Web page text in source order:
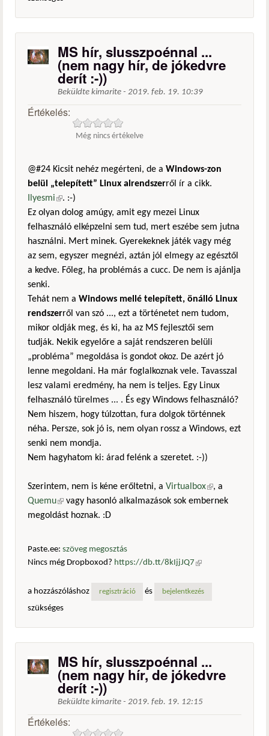
MS hír, slusszpoénnal ...
(nem nagy hír, de jókedvre
derít :-))
Beküldte kimarite - 2019. feb. 19. 10:39
Értékelés:
Még nincs értékelve
@#24 Kicsit nehéz megérteni, de a Windows-zon
belül „telepített” Linux alrendszerről ír a cikk.
Ilyesmi(külső hivatkozás)
. :-)
Ez olyan dolog amúgy, amit egy mezei Linux
felhasználó elképzelni sem tud, mert eszébe sem jutna
használni. Mert minek. Gyerekeknek játék vagy még
az sem, egyszer megnézi, aztán jól elmegy az egésztől
a kedve. Főleg, ha problémás a cucc. De nem is ajánlja
senki.
Tehát nem a Windows mellé telepített, önálló Linux
rendszerről van szó ..., ezt a történetet nem tudom,
mikor oldják meg, és ki, ha az MS fejlesztői sem
tudják. Nekik egyelőre a saját rendszeren belüli
„probléma” megoldása is gondot okoz. De azért jó
lenne megoldani. Ha már foglalkoznak vele. Tavasszal
lesz valami eredmény, ha nem is teljes. Egy Linux
felhasználó türelmes ... . És egy Windows felhasználó?
Nem hiszem, hogy túlzottan, fura dolgok történnek
néha. Persze, sok jó is, nem olyan rossz a Windows, ezt
senki nem mondja.
Nem hagyhatom ki: árad felénk a szeretet. :-))
Szerintem, nem is kéne erőltetni, a Virtualbox(külső
hivatkozás)
, a
Quemu(külső hivatkozás)
vagy hasonló alkalmazások sok embernek
megoldást hoznak. :D
Paste.ee: szöveg megosztás
Nincs még Dropboxod? https://db.tt/8kIjjJQ7 (külső
a hozzászóláshoz
regisztráció és bejelentkezés
szükséges
MS hír, slusszpoénnal ...
(nem nagy hír, de jókedvre
derít :-))
Beküldte kimarite - 2019. feb. 19. 12:15
Értékelés: